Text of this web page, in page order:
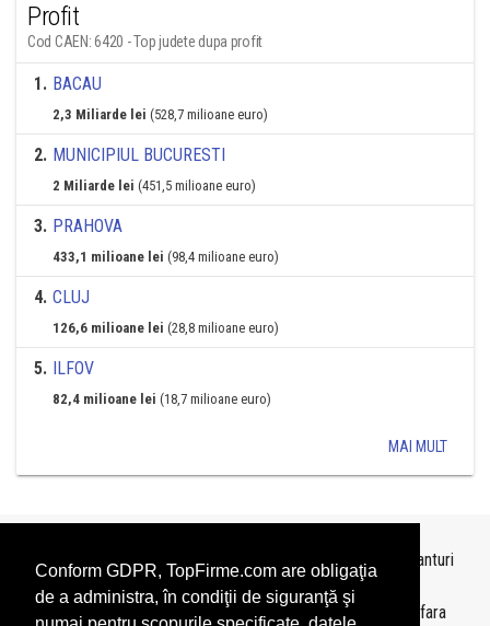
Conform GDPR, TopFirme.com are obligaţia
de a administra, în condiţii de siguranţă şi
Profit
Cod CAEN: 6420 - Top judete dupa profit
1. BACAU
2,3 Miliarde lei (528,7 milioane euro)
2. MUNICIPIUL BUCURESTI
2 Miliarde lei (451,5 milioane euro)
3. PRAHOVA
433,1 milioane lei (98,4 milioane euro)
4. CLUJ
126,6 milioane lei (28,8 milioane euro)
5. ILFOV
82,4 milioane lei (18,7 milioane euro)
MAI MULT
Topurile sunt realizate deTopFirme
pe baza ultimelor bilanturi
depuse si au scop informativ.
Este interzisa folosirea topurilor fara acordul TopFirme si fara